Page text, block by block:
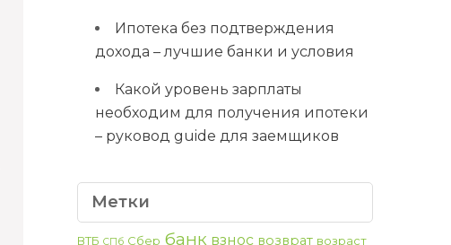
Ипотека без подтверждения
дохода – лучшие банки и условия
Какой уровень зарплаты
необходим для получения ипотеки
– руковод guide для заемщиков
Метки
ВТБ СПб Сбер банк взнос возврат возраст